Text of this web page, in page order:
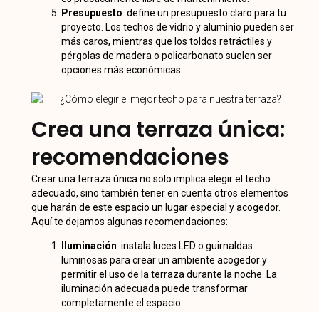
Presupuesto: define un presupuesto claro para tu
proyecto. Los techos de vidrio y aluminio pueden ser
más caros, mientras que los toldos retráctiles y
pérgolas de madera o policarbonato suelen ser
opciones más económicas.
Crea una terraza única:
recomendaciones
Crear una terraza única no solo implica elegir el techo
adecuado, sino también tener en cuenta otros elementos
que harán de este espacio un lugar especial y acogedor.
Aquí te dejamos algunas recomendaciones:
Iluminación: instala luces LED o guirnaldas
luminosas para crear un ambiente acogedor y
permitir el uso de la terraza durante la noche. La
iluminación adecuada puede transformar
completamente el espacio.